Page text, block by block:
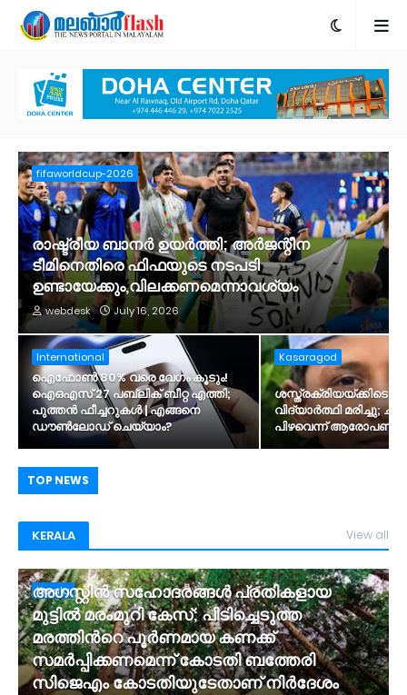
fifaworldcup-2026
രാഷ്ട്രീയ ബാനർ ഉയർത്തി; അർജന്റീന
ടീമിനെതിരെ ഫിഫയുടെ നടപടി
ഉണ്ടായേക്കും,വിലക്കണമെന്നാവശ്യം
webdesk July 16, 2026
International
ഐഫോൺ 80% വരെ വേഗം കൂടും!
ഐഒഎസ് 27 പബ്ലിക് ബീറ്റ എത്തി;
പുത്തൻ ഫീച്ചറുകൾ | എങ്ങനെ
ഡൗൺലോഡ് ചെയ്യാം?
Kasaragod
ശസ്ത്രക്രിയയ്ക്കിടെ
വിദ്യാർത്ഥി മരിച്ചു;
പിഴവെന്ന് ആരോപണം
TOP NEWS
KERALA View all
Kerala
അഗസ്റ്റിൻ സഹോദരങ്ങൾ പ്രതികളായ
മുട്ടിൽ മരംമുറി കേസ്; പിടിച്ചെടുത്ത
മരത്തിന്‍റെ പൂർണമായ കണക്ക്
സമർപ്പിക്കണമെന്ന് കോടതി ബത്തേരി
സിജെഎം കോടതിയുടേതാണ് നിർദേശം